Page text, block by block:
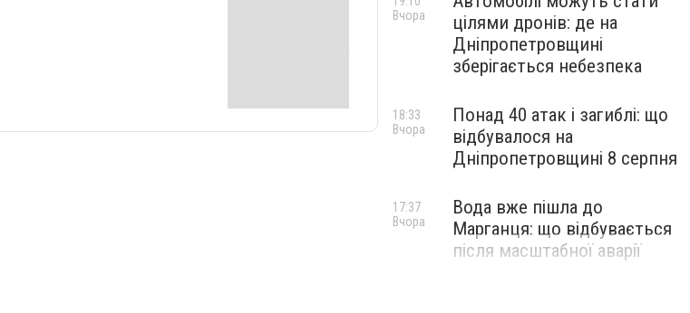
цілями дронів: де на
Дніпропетровщині
зберігається небезпека
Вчора
Понад 40 атак і загиблі: що
відбувалося на
Дніпропетровщині 8 серпня
18:33
Вчора
Вода вже пішла до
Марганця: що відбувається
після масштабної аварії
17:37
Вчора